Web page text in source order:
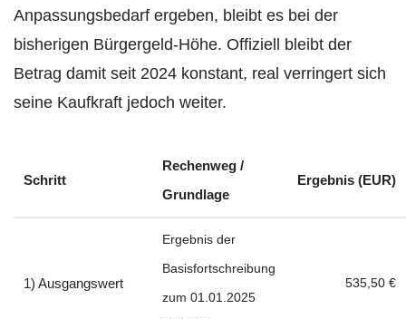
Anpassungsbedarf ergeben, bleibt es bei der
bisherigen Bürgergeld-Höhe. Offiziell bleibt der
Betrag damit seit 2024 konstant, real verringert sich
seine Kaufkraft jedoch weiter.
Schritt
Rechenweg /
Grundlage
Ergebnis (EUR)
1) Ausgangswert
Ergebnis der
Basisfortschreibung
zum01.01.2025
535,50 €